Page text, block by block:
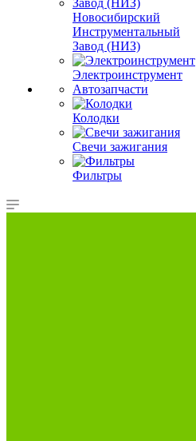
Новосибирский
Инструментальный
Завод (НИЗ)
Электроинструмент
Автозапчасти
Колодки
Свечи зажигания
Фильтры